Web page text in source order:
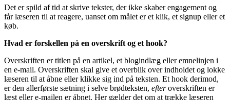
Det er spild af tid at skrive tekster, der ikke skaber engagement og
får læseren til at reagere, uanset om målet er et klik, et signup eller et
køb.
Hvad er forskellen på en overskrift og et hook?
Overskriften er titlen på en artikel, et blogindlæg eller emnelinjen i
en e-mail. Overskriften skal give et overblik over indholdet og lokke
læseren til at åbne eller klikke sig ind på teksten. Et hook derimod,
er den allerførste sætning i selve brødteksten, efteroverskriften er
læst eller e-mailen er åbnet. Her gælder det om at trække læseren